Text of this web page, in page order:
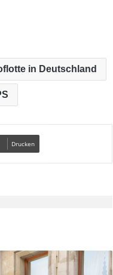
in Deutschland
Drucken